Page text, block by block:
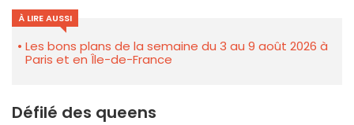
À LIRE AUSSI
Les bons plans de la semaine du 3 au 9 août 2026 à
Paris et en Île-de-France
Défilé des queens